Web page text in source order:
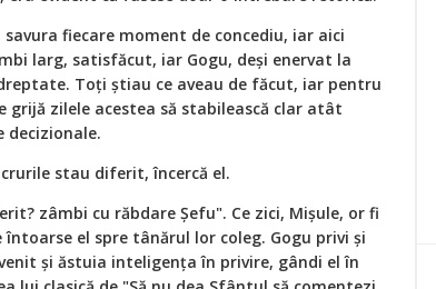
fiecare moment de concediu, iar aici
larg, satisfăcut, iar Gogu, deși enervat la
Toți știau ce aveau de făcut, iar pentru
grijă zilele acestea să stabilească clar atât
decizionale.
stau diferit, încercă el.
zâmbi cu răbdare Șefu". Ce zici, Mișule, or fi
el spre tânărul lor coleg. Gogu privi și
și ăstuia inteligența în privire, gândi el în